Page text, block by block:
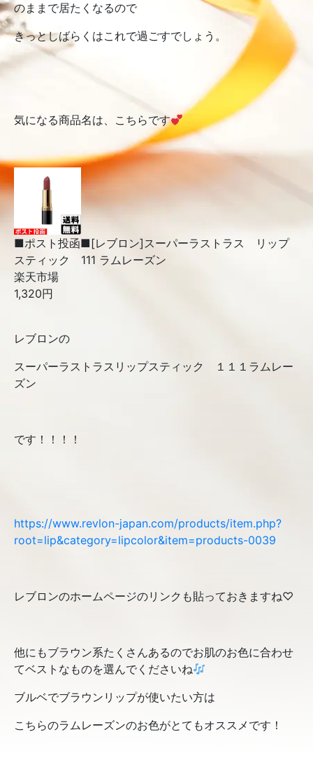
のままで居たくなるので
きっとしばらくはこれで過ごすでしょう。
気になる商品名は、こちらです
■ポスト投函■[レブロン]スーパーラストラス リップ
スティック 111 ラムレーズン
楽天市場
1,320円
レブロンの
スーパーラストラスリップスティック １１１ラムレー
ズン
です！！！！
https://www.revlon-japan.com/products/item.php?
root=lip&category=lipcolor&item=products-0039
レブロンのホームページのリンクも貼っておきますね♡
他にもブラウン系たくさんあるのでお肌のお色に合わせ
てベストなものを選んでくださいね
ブルベでブラウンリップが使いたい方は
こちらのラムレーズンのお色がとてもオススメです！